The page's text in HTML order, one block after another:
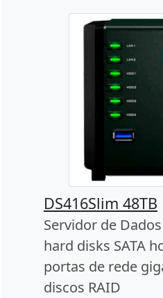
DS416Slim 48TB
Servidor de
hard disks SATA
portas de rede
discos RAID